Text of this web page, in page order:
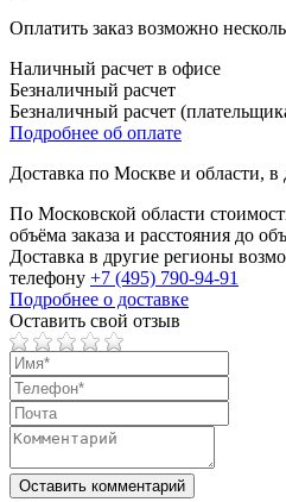
Оплатить заказ возможно
Наличный расчет в офисе
Безналичный расчет
Безналичный расчет
Подробнее об оплате
Доставка по Москве и области, в
По Московской области
объёма заказа и расстояния до
Доставка в другие регионы
телефону +7 (495) 790-94-91
Подробнее о доставке
Оставить свой отзыв